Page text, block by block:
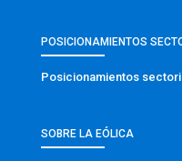
POSICIONAMIENTOS
Posicionamientos
SOBRE LA EÓLICA